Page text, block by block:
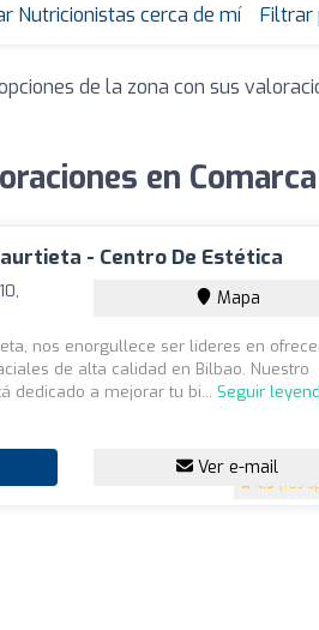
Nutricionistas cerca de mí Filtrar
de la zona con sus
en
- Centro De Estética
4.9 (169
Mapa
nos enorgullece ser líderes en
de alta calidad en Bilbao. Nuestro
dedicado a mejorar tu bi... Seguir
Ver e-mail